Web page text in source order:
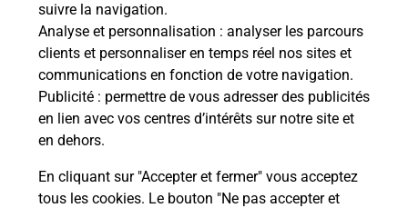
suivre la navigation.
Analyse et personnalisation : analyser les parcours
clients et personnaliser en temps réel nos sites et
communications en fonction de votre navigation.
Publicité : permettre de vous adresser des publicités
en lien avec vos centres d’intérêts sur notre site et
en dehors.
En cliquant sur "Accepter et fermer" vous acceptez
tous les cookies. Le bouton "Ne pas accepter et
Boîte aux lettres La Poste
Prochaine collecte du courrierlundià 09h00
3 Rue De Soligny
27160 Mesnils Sur Iton